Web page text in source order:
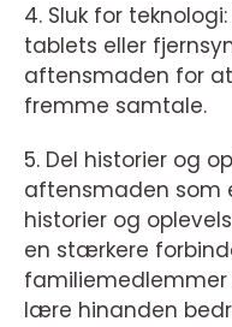
4. Sluk for
tablets eller
aftensmaden for
fremme samtale.
5. Del historier og
aftensmaden som
historier og
en stærkere
lære hinanden